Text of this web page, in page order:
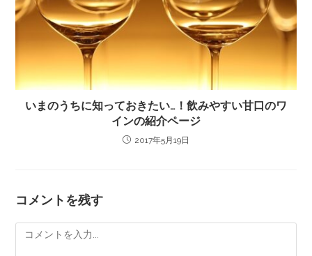
いまのうちに知っておきたい…！飲みやすい甘口のワ
インの紹介ページ
2017年5月19日
コメントを残す